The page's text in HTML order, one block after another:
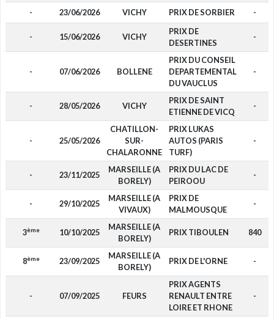
- 23/06/2026 VICHY PRIX DE SORBIER -
- 15/06/2026 VICHY
PRIX DE
DESERTINES
-
- 07/06/2026 BOLLENE
PRIX DU CONSEIL
DEPARTEMENTAL
DU VAUCLUS
-
- 28/05/2026 VICHY
PRIX DE SAINT
ETIENNE DE VICQ
-
- 25/05/2026
CHATILLON-
SUR-
CHALARONNE
PRIX LUKAS
AUTOS (PARIS
TURF)
-
- 23/11/2025
MARSEILLE (A
BORELY)
PRIX DU LAC DE
PEIROOU
-
- 29/10/2025
MARSEILLE (A
VIVAUX)
PRIX DE
MALMOUSQUE
-
3ème 10/10/2025
MARSEILLE (A
BORELY)
PRIX TIBOULEN 840
8ème 23/09/2025
MARSEILLE (A
BORELY)
PRIX DE L'ORNE -
- 07/09/2025 FEURS
PRIX AGENTS
RENAULT ENTRE
LOIRE ET RHONE
-